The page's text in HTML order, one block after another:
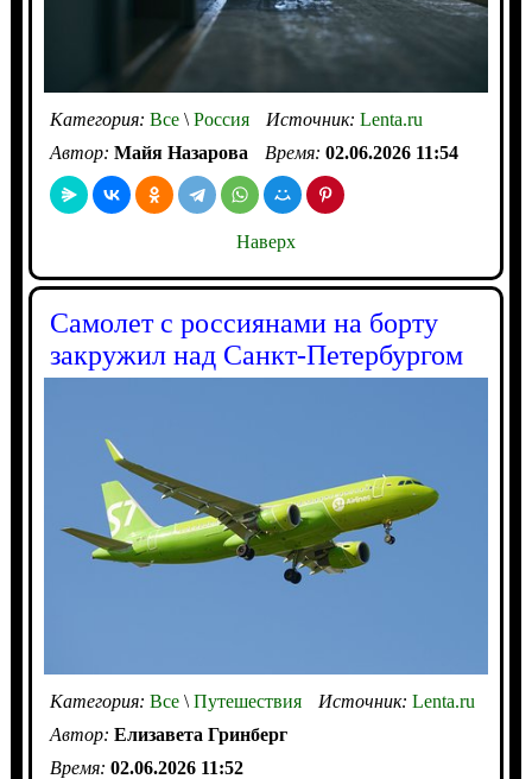
Категория: Все\Россия Источник: Lenta.ru
Автор: Майя Назарова Время: 02.06.2026 11:54
Наверх
Самолет с россиянами на борту
закружил над Санкт-Петербургом
Категория: Все\Путешествия Источник: Lenta.ru
Автор: Елизавета Гринберг
Время: 02.06.2026 11:52